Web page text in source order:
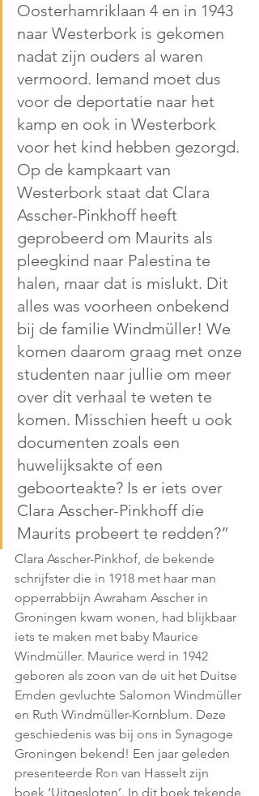
Oosterhamriklaan 4 en in 1943
naar Westerbork is gekomen
nadat zijn ouders al waren
vermoord. Iemand moet dus
voor de deportatie naar het
kamp en ook in Westerbork
voor het kind hebben gezorgd.
Op de kampkaart van
Westerbork staat dat Clara
Asscher-Pinkhoff heeft
geprobeerd om Maurits als
pleegkind naar Palestina te
halen, maar dat is mislukt. Dit
alles was voorheen onbekend
bij de familie Windmüller! We
komen daarom graag met onze
studenten naar jullie om meer
over dit verhaal te weten te
komen. Misschien heeft u ook
documenten zoals een
huwelijksakte of een
geboorteakte? Is er iets over
Clara Asscher-Pinkhoff die
Maurits probeert te redden?”
Clara Asscher-Pinkhof, de bekende
schrijfster die in 1918 met haar man
opperrabbijn Awraham Asscher in
Groningen kwam wonen, had blijkbaar
iets te maken met baby Maurice
Windmüller. Maurice werd in 1942
geboren als zoon van de uit het Duitse
Emden gevluchte Salomon Windmüller
en Ruth Windmüller-Kornblum. Deze
geschiedenis was bij ons in Synagoge
Groningen bekend! Een jaar geleden
presenteerde Ron van Hasselt zijn
boek ‘Uitgesloten’. In dit boek tekende